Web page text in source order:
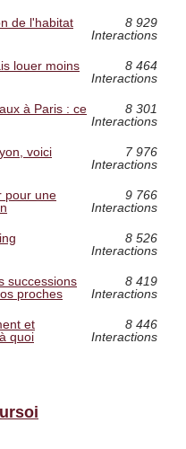
de l'habitat
8 929
Interactions
louer moins
8 464
Interactions
à Paris : ce
8 301
Interactions
voici
7 976
Interactions
pour une
9 766
Interactions
8 526
Interactions
successions
proches
8 419
Interactions
et
quoi
8 446
Interactions